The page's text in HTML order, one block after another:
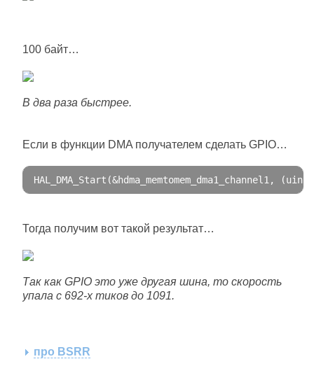
100 байт…
В два раза быстрее.
Если в функции DMA получателем сделать GPIO…
HAL_DMA_Start (&hdma_memtomem_dma1_channel1 , (
Тогда получим вот такой результат…
Так как GPIO это уже другая шина, то скорость
упала с 692-х тиков до 1091.
про BSRR